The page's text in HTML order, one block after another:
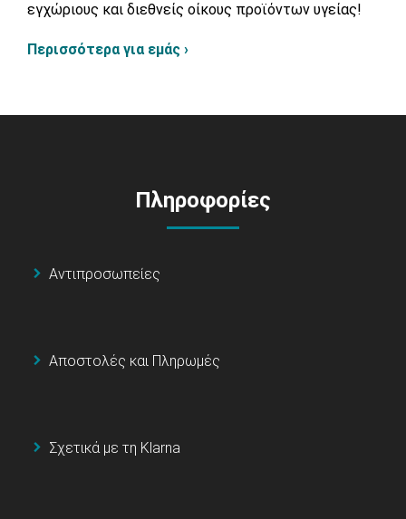
εγχώριους και διεθνείς οίκους προϊόντων υγείας!
Περισσότερα για εμάς ›
Πληροφορίες
Αντιπροσωπείες
Αποστολές και Πληρωμές
Σχετικά με τη Klarna